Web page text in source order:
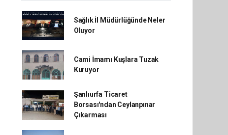
Sağlık İl Müdürlüğünde Neler
Oluyor
Cami İmamı Kuşlara Tuzak
Kuruyor
Şanlıurfa Ticaret
Borsası'ndan Ceylanpınar
Çıkarması